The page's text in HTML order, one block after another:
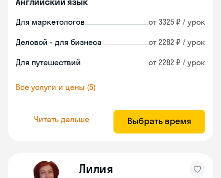
Для маркетологов от 3325 ₽ / урок
Деловой - для бизнеса от 2282 ₽ / урок
Для путешествий от 2282 ₽ / урок
Все услуги и цены (5)
Читать дальше Выбрать время
Лилия